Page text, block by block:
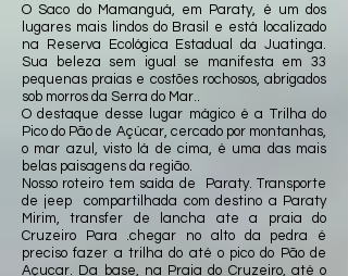
O Saco do Mamanguá, em Paraty, é um dos
lugares mais lindos do Brasil e está localizado
na Reserva Ecológica Estadual da Juatinga.
Sua beleza sem igual se manifesta em 33
pequenas praias e costões rochosos, abrigados
sob morros da Serra do Mar..
O destaque desse lugar mágico é a Trilha do
Pico do Pão de Açúcar, cercado por montanhas,
o mar azul, visto lá de cima, é uma das mais
belas paisagens da região.
Nosso roteiro tem saída de Paraty. Transporte
de jeep compartilhada com destino a Paraty
Mirim, transfer de lancha ate a praia do
Cruzeiro Para .chegar no alto da pedra é
preciso fazer a trilha do até o pico do Pão de
Açucar. Da base, na Praia do Cruzeiro, até o